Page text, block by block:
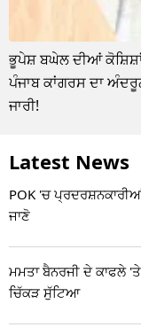
ਭੂਪੇਸ਼ ਬਘੇਲ ਦੀਆਂ ਕੋਸ਼ਿਸ਼ਾਂ
ਪੰਜਾਬ ਕਾਂਗਰਸ ਦਾ
ਜਾਰੀ!
Latest News
POK 'ਚ
ਜਾਣੋ
ਮਮਤਾ ਬੈਨਰਜੀ ਦੇ ਕਾਫਲੇ
ਚਿੱਕੜ ਸੁੱਟਿਆ